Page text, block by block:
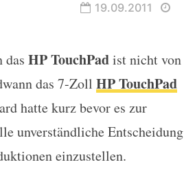
19.09.2011
das HP TouchPadist nicht von
das 7-Zoll HP TouchPad
hatte kurz bevor es zur
unverständliche Entscheidung
einzustellen.